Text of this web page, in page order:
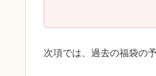
次項では、過去の福袋の